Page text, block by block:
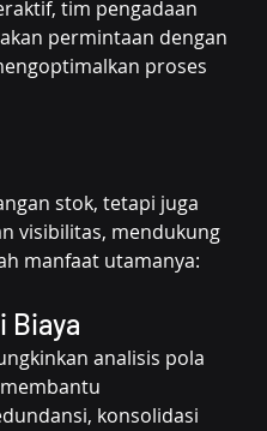
tim pengadaan
permintaan dengan
proses
stok, tetapi juga
visibilitas, mendukung
manfaat utamanya:
Biaya
analisis pola
konsolidasi